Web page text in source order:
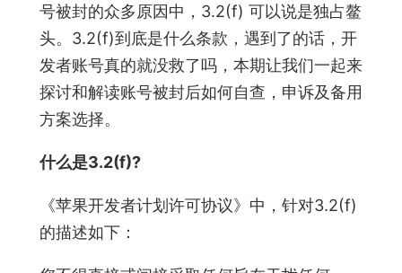
号被封的众多原因中，3.2(f) 可以说是独占鳌
头。3.2(f)到底是什么条款，遇到了的话，开
发者账号真的就没救了吗，本期让我们一起来
探讨和解读账号被封后如何自查，申诉及备用
方案选择。
什么是3.2(f)?
《苹果开发者计划许可协议》中，针对3.2(f)
的描述如下：